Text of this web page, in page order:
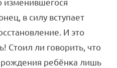
в силу вступает
И это
Стоил ли говорить, что
рождения ребёнка лишь